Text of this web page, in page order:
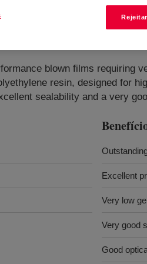
blown films requiring
resin, designed for
sealability and a very
Excellent
Very low
Very good
Good